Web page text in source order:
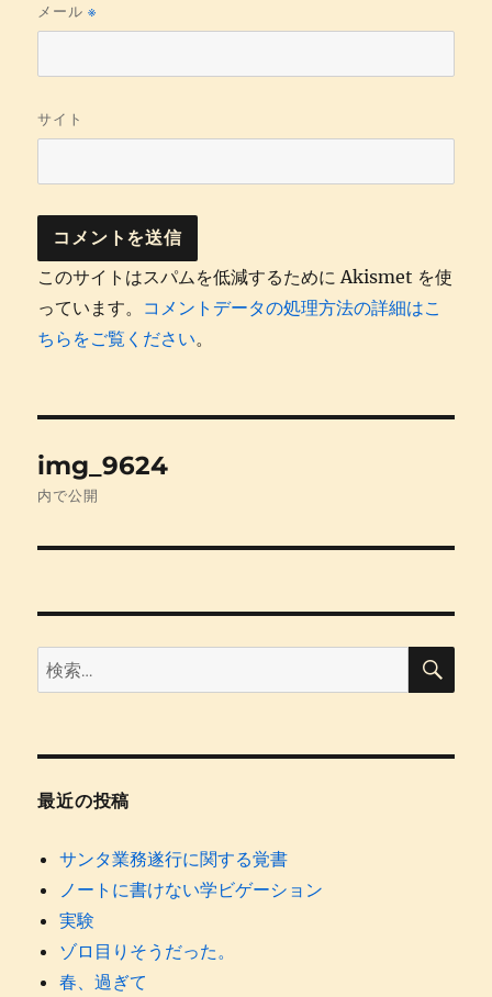
メール※
サイト
このサイトはスパムを低減するために Akismet を使
っています。 コメントデータの処理方法の詳細はこ
ちらをご覧ください。
稿
ゲ
ー
ョ
ン
img_9624
内で公開
検
索:
検
最近の投稿
サンタ業務遂行に関する覚書
ノートに書けない学ビゲーション
実験
ゾロ目りそうだった。
春、過ぎて